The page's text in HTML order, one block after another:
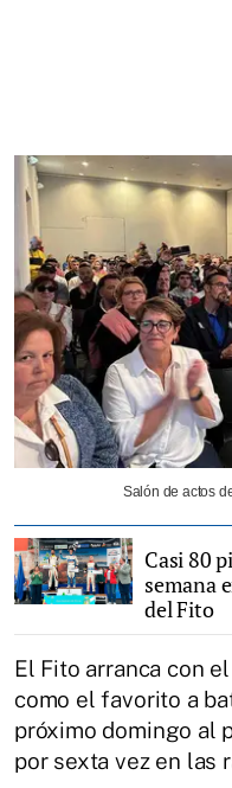
Salón de actos
Casi 80
semana
del Fito
El Fito arranca con
como el favorito a
próximo domingo al
por sexta vez en las